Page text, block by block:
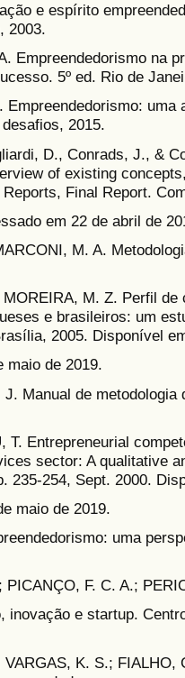
e espírito
2003.
Empreendedorismo na
5º ed. Rio de
Empreendedorismo: uma
2015.
D., Conrads, J., &
of existing
Final Report.
em 22 de abril de
M. A.
M. Z. Perfil
e brasileiros: um
2005. Disponível
maio de 2019.
J. Manual de
T. Entrepreneurial
sector: A qualitative
235-254, Sept. 2000.
maio de 2019.
uma
PICANÇO, F. C. A.;
inovação e startup.
K. S.;